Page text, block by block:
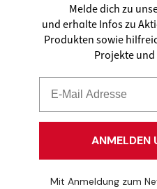
Melde dich zu
und erhalte Infos zu
Produkten sowie
Projekte
ANMELDEN
Mit Anmeldung zum